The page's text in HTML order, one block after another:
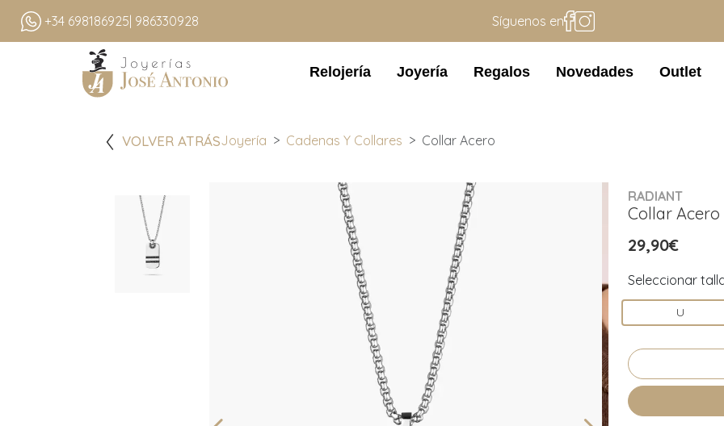
+34 698186925 | 986330928 Síguenos en
Relojería Joyería Regalos Novedades Outlet
VOLVER ATRÁSJoyería Cadenas Y Collares Collar Acero
RADIANT
Collar Acero
29,90€
Seleccionar
U